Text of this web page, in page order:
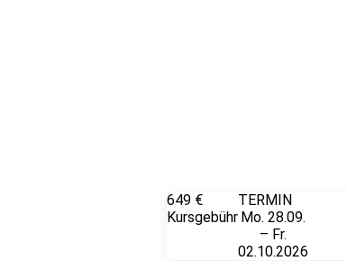
649 €
Kursgebühr
TERMIN
Mo. 28.09.
– Fr.
02.10.2026